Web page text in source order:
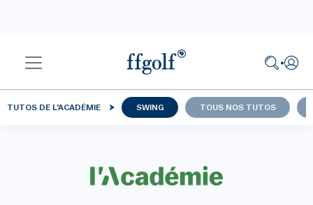
TUTOS DE L'ACADÉMIE SWING TOUS NOS TUTOS